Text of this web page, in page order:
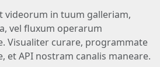
videorum in tuum galleriam,
vel fluxum operarum
Visualiter curare, programmate
et API nostram canalis maneare.